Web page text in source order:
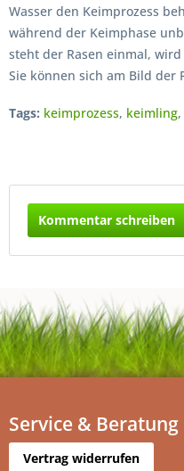
Wasser den Keimprozess
während der Keimphase
steht der Rasen einmal,
Sie können sich am Bild der
Tags: keimprozess, keimling,
Kommentar schreiben
Service & Beratung
Vertrag widerrufen